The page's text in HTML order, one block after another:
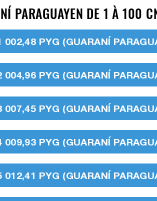
PARAGUAYEN DE 1 À 100
002,48 PYG (GUARANÍ
004,96 PYG (GUARANÍ
007,45 PYG (GUARANÍ
009,93 PYG (GUARANÍ
012,41 PYG (GUARANÍ